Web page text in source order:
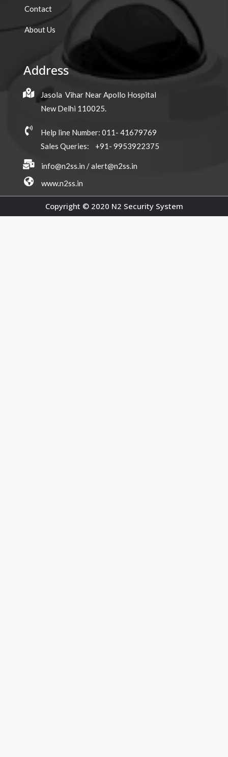
Contact
About Us
Address
Jasola Vihar Near Apollo Hospital
New Delhi 110025.
Help line Number: 011- 41679769
Sales Queries: +91- 9953922375
info@n2ss.in / alert@n2ss.in
www.n2ss.in
Copyright © 2020 N2 Security System